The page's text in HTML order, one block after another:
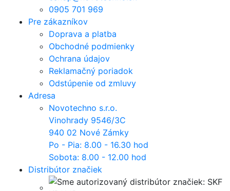
0905 701 969
Pre zákazníkov
Doprava a platba
Obchodné podmienky
Ochrana údajov
Reklamačný poriadok
Odstúpenie od zmluvy
Adresa
Novotechno s.r.o.
Vinohrady 9546/3C
940 02 Nové Zámky
Po - Pia: 8.00 - 16.30 hod
Sobota: 8.00 - 12.00 hod
Distribútor značiek